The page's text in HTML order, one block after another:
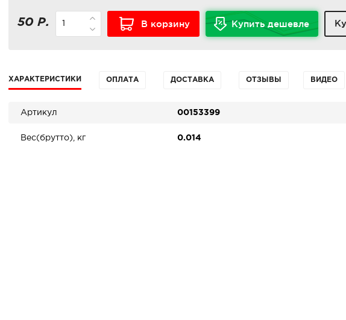
50 Р. В корзину Купить дешевле
ХАРАКТЕРИСТИКИ ОПЛАТА ДОСТАВКА ОТЗЫВЫ ВИДЕО
Артикул 00153399
Вес(брутто), кг 0.014